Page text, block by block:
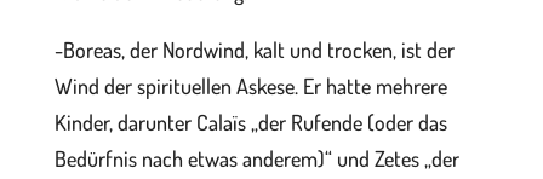
-Boreas, der Nordwind, kalt und trocken, ist der
Wind der spirituellen Askese. Er hatte mehrere
Kinder, darunter Calaïs „der Rufende (oder das
Bedürfnis nach etwas anderem)“ und Zetes „der